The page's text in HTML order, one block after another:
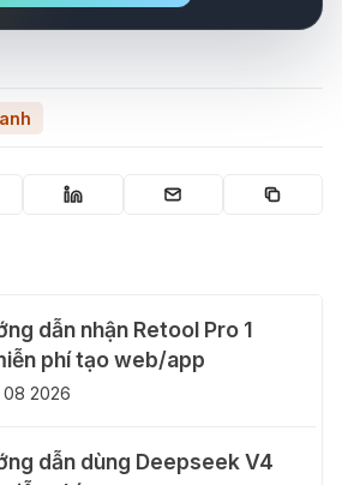
dẫn nhận Retool Pro 1
phí tạo web/app
2026
dẫn dùng Deepseek V4